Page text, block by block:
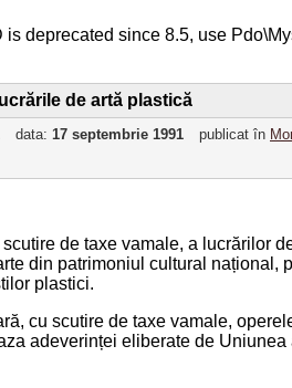
deprecated since 8.5, use
de artă plastică
data: 17 septembrie 1991 publicat în
de taxe vamale, a lucrărilor
din patrimoniul cultural național,
plastici.
cu scutire de taxe vamale,
adeverinței eliberate de